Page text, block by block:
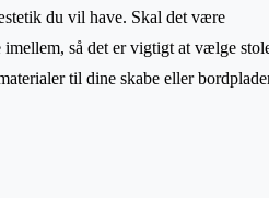
du vil have. Skal det være
så det er vigtigt at vælge
til dine skabe eller